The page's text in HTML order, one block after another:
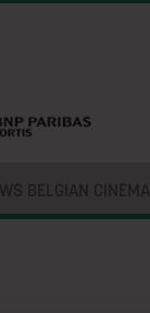
BELGIAN CINEMA